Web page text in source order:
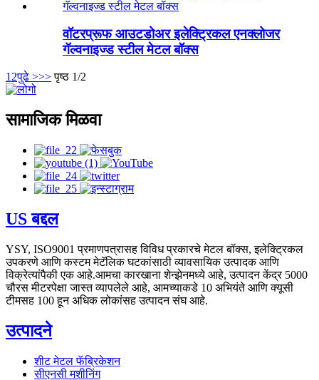
वॉटरप्रूफ आउटडोअर इलेक्ट्रिकल एनक्लोजर
गॅल्वनाइज्ड स्टील मेटल बॉक्स
1 2पुढे >>> पृष्ठ 1/2
सामाजिक मिळवा
US बद्दल
YSY, ISO9001 प्रमाणपत्रासह विविध प्रकारचे मेटल बॉक्स, इलेक्ट्रिकल
उपकरणे आणि कस्टम मेटॅलिक घटकांसाठी व्यावसायिक उत्पादक आणि
विक्रेत्यांपैकी एक आहे.आमचा कारखाना शेन्झेनमध्ये आहे, उत्पादन केंद्र 5000
चौरस मीटरपेक्षा जास्त व्यापलेले आहे, आमच्याकडे 10 अभियंते आणि क्यूसी
टीमसह 100 हून अधिक लोकांसह उत्पादन संघ आहे.
उत्पादने
शीट मेटल फॅब्रिकेशन
सीएनसी मशीनिंग